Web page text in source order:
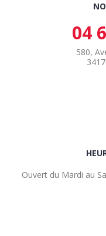
04
580,
Ouvert du Mardi au